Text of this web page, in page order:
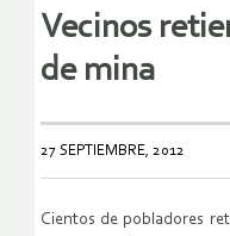
Vecinos
de mina
27 SEPTIEMBRE, 2012
Cientos de pobladores